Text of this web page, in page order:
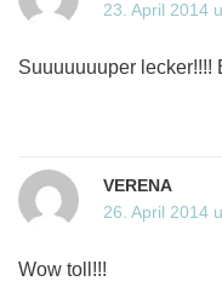
23. April 2014
Suuuuuuuper lecker!!!!
VERENA
26. April 2014
Wow toll!!!